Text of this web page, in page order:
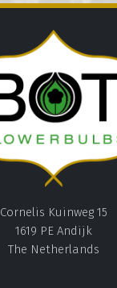
Cornelis Kuinweg 15
1619 PE Andijk
The Netherlands